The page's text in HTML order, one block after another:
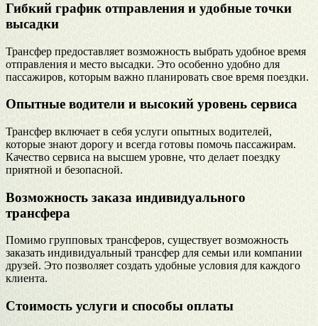
Гибкий график отправления и удобные точки
высадки
Трансфер предоставляет возможность выбрать удобное время
отправления и место высадки. Это особенно удобно для
пассажиров, которым важно планировать свое время поездки.
Опытные водители и высокий уровень сервиса
Трансфер включает в себя услуги опытных водителей,
которые знают дорогу и всегда готовы помочь пассажирам.
Качество сервиса на высшем уровне, что делает поездку
приятной и безопасной.
Возможность заказа индивидуального
трансфера
Помимо групповых трансферов, существует возможность
заказать индивидуальный трансфер для семьи или компании
друзей. Это позволяет создать удобные условия для каждого
клиента.
Стоимость услуги и способы оплаты